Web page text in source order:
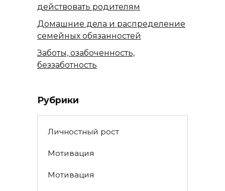
действовать родителям
Домашние дела и распределение
семейных обязанностей
Заботы, озабоченность,
беззаботность
Рубрики
Личностный рост
Мотивация
Мотивация